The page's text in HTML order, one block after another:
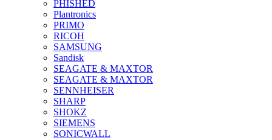
PHISHED
Plantronics
PRIMO
RICOH
SAMSUNG
Sandisk
SEAGATE & MAXTOR
SEAGATE & MAXTOR
SENNHEISER
SHARP
SHOKZ
SIEMENS
SONICWALL